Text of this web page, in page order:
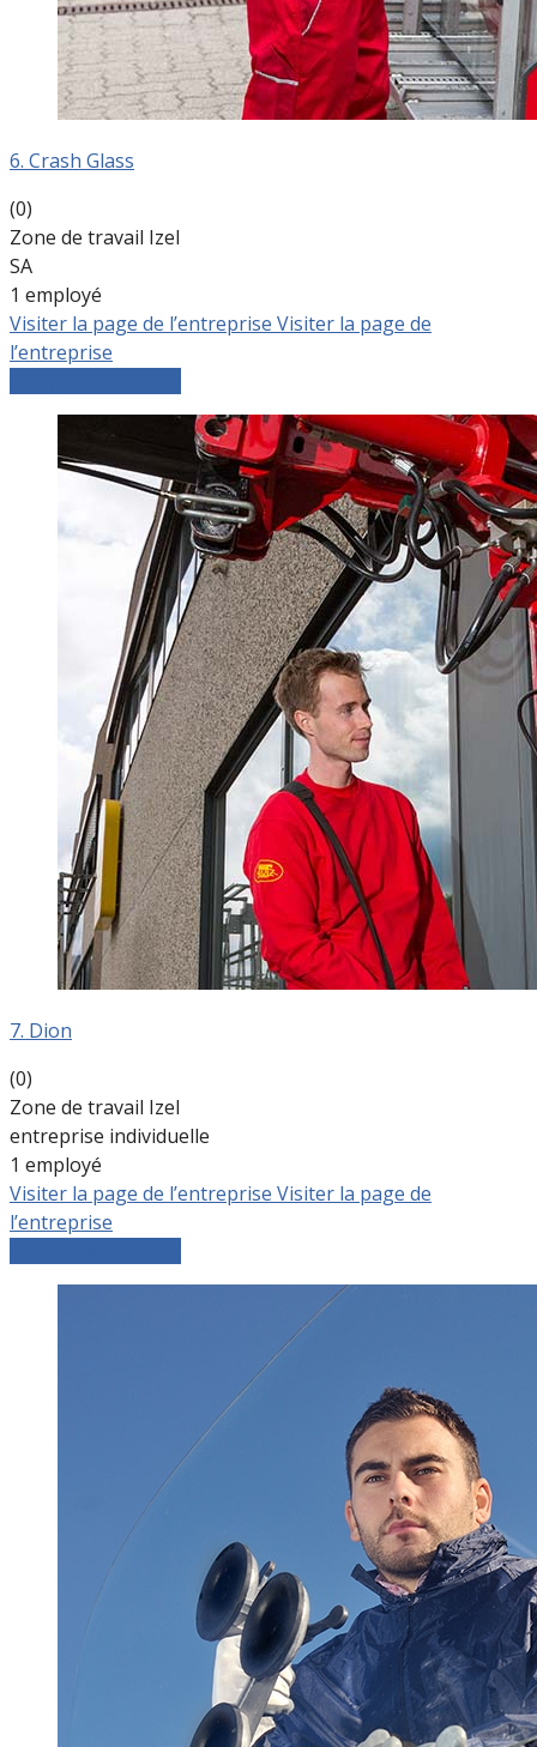
6. Crash Glass
(0)
Zone de travail Izel
SA
1 employé
Visiter la page de l’entreprise Visiter la page de
l’entreprise
7. Dion
(0)
Zone de travail Izel
entreprise individuelle
1 employé
Visiter la page de l’entreprise Visiter la page de
l’entreprise